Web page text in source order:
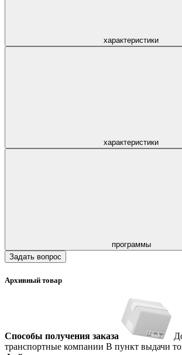
характеристики
характеристики
программы
Задать вопрос
Архивный товар
Способы получения заказа
транспортные компании В пункт выдачи